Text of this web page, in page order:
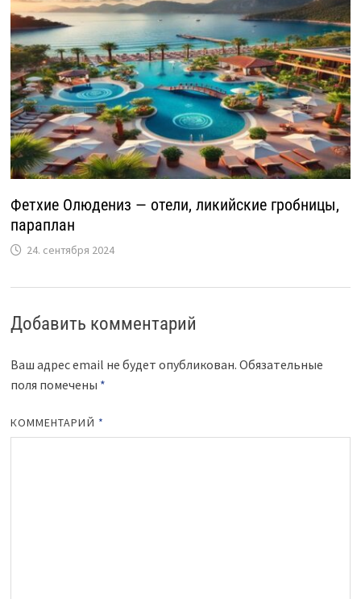
Фетхие Олюдениз — отели, ликийские гробницы,
параплан
24. сентября 2024
Добавить комментарий
Ваш адрес email не будет опубликован. Обязательные
поля помечены *
КОММЕНТАРИЙ *